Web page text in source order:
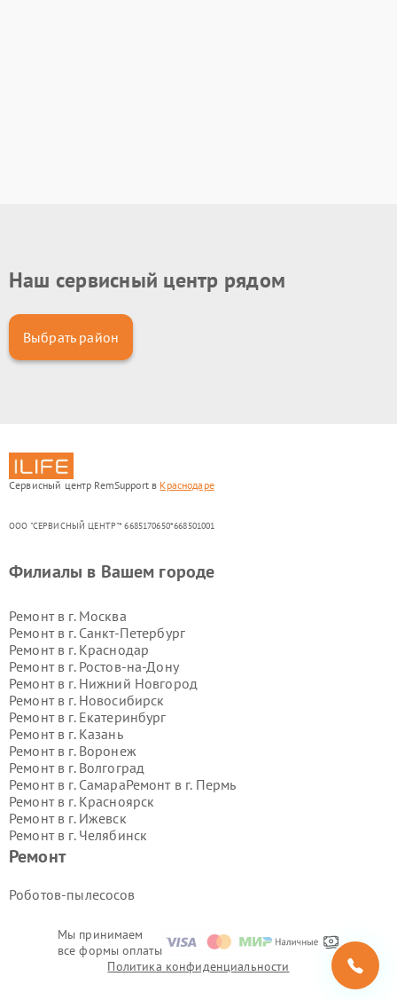
Наш сервисный центр рядом
Выбрать район
Сервисный центр RemSupport в Краснодаре
ООО "СЕРВИСНЫЙ ЦЕНТР"* 6685170650*668501001
Мы принимаем
все формы оплаты
Ремонт
Роботов-пылесосов
Филиалы в Вашем городе
Ремонт в г. Москва
Ремонт в г. Санкт-Петербург
Ремонт в г. Краснодар
Ремонт в г. Ростов-на-Дону
Ремонт в г. Нижний Новгород
Ремонт в г. Новосибирск
Ремонт в г. Екатеринбург
Ремонт в г. Казань
Ремонт в г. Воронеж
Ремонт в г. Волгоград
Ремонт в г. СамараРемонт в г. Пермь
Ремонт в г. Красноярск
Ремонт в г. Ижевск
Ремонт в г. Челябинск
Ремонт в г.
Ремонт в г.
Ремонт в г.Саратов
Ремонт в г. Тольятти
Ремонт в г. Хабаровск
ТомскПолитика конфиденциальности